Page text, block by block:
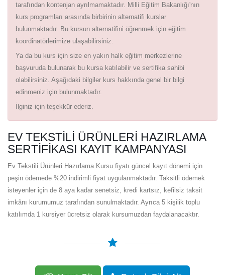
tarafından kontenjan ayrılmamaktadır. Milli Eğitim Bakanlığı'nın
kurs programları arasında birbirinin alternatifi kurslar
bulunmaktadır. Bu kursun alternatifini öğrenmek için eğitim
koordinatörlerimize ulaşabilirsiniz.
Ya da bu kurs için size en yakın halk eğitim merkezlerine
başvuruda bulunarak bu kursa katılabilir ve sertifika sahibi
olabilirsiniz. Aşağıdaki bilgiler kurs hakkında genel bir bilgi
edinmeniz için bulunmaktadır.
İlginiz için teşekkür ederiz.
EV TEKSTILI ÜRÜNLERI HAZIRLAMA
SERTIFIKASI KAYIT KAMPANYASI
Ev Tekstili Ürünleri Hazırlama Kursu fiyatı güncel kayıt dönemi için
peşin ödemede %20 indirimli fiyat uygulanmaktadır. Taksitli ödemek
isteyenler için de 8 aya kadar senetsiz, kredi kartsız, kefilsiz taksit
imkânı kurumumuz tarafından sunulmaktadır. Ayrıca 5 kişilik toplu
katılımda 1 kursiyer ücretsiz olarak kursumuzdan faydalanacaktır.